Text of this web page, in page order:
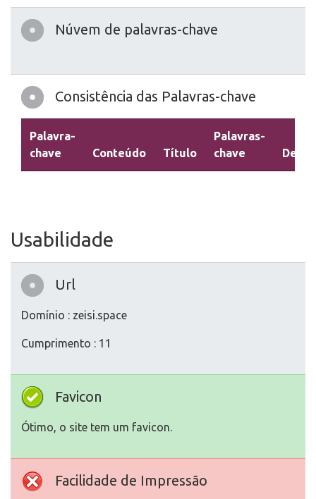
Núvem de palavras-chave
Consistência das Palavras-chave
Palavra-
chave
Conteúdo Título
Palavras-
chave
Usabilidade
Url
Domínio : zeisi.space
Cumprimento : 11
Favicon
Ótimo, o site tem um favicon.
Facilidade de Impressão